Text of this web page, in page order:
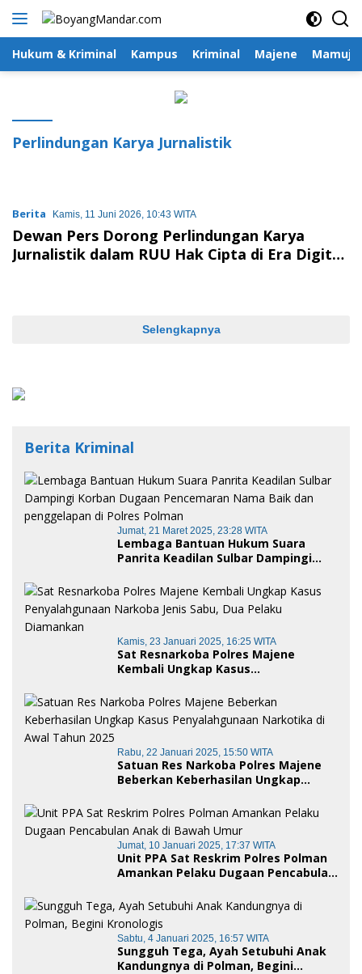
Langsung
Hukum & Kriminal Kampus Kriminal Majene Mamuju
Perlindungan Karya Jurnalistik
Berita Kamis, 11 Juni 2026, 10:43 WITA
Dewan Pers Dorong Perlindungan Karya
Jurnalistik dalam RUU Hak Cipta di Era Digital
Selengkapnya
Berita Kriminal
Jumat, 21 Maret 2025, 23:28 WITA
Lembaga Bantuan Hukum Suara
Panrita Keadilan Sulbar Dampingi
Baik dan penggelapan di Polres
Polman
Kamis, 23 Januari 2025, 16:25 WITA
Sat Resnarkoba Polres Majene
Kembali Ungkap Kasus
Dua Pelaku Diamankan
Rabu, 22 Januari 2025, 15:50 WITA
Satuan Res Narkoba Polres Majene
Beberkan Keberhasilan Ungkap
Awal Tahun 2025
Jumat, 10 Januari 2025, 17:37 WITA
Unit PPA Sat Reskrim Polres Polman
Amankan Pelaku Dugaan Pencabulan
Sabtu, 4 Januari 2025, 16:57 WITA
Sungguh Tega, Ayah Setubuhi Anak
Kandungnya di Polman, Begini